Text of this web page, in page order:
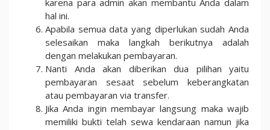
karena para admin akan membantu Anda dalam
hal ini.
Apabila semua data yang diperlukan sudah Anda
selesaikan maka langkah berikutnya adalah
dengan melakukan pembayaran.
Nanti Anda akan diberikan dua pilihan yaitu
pembayaran sesaat sebelum keberangkatan
atau pembayaran via transfer.
Jika Anda ingin membayar langsung maka wajib
memiliki bukti telah sewa kendaraan namun jika